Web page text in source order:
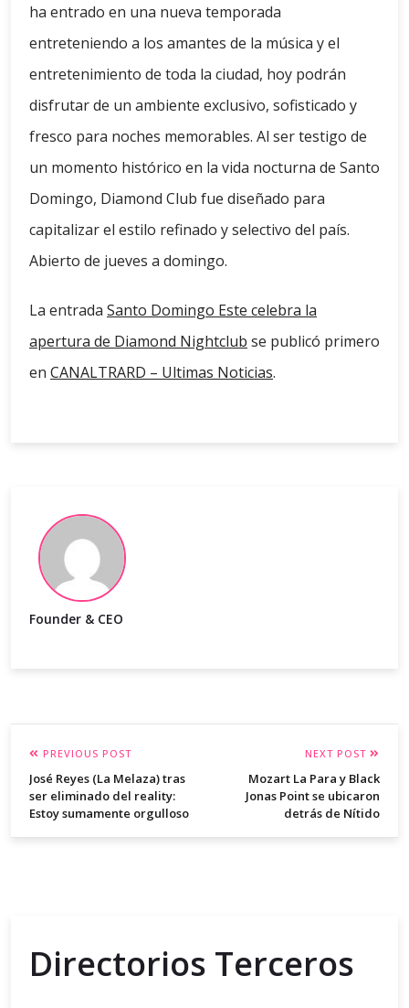
ha entrado en una nueva temporada
entreteniendo a los amantes de la música y el
entretenimiento de toda la ciudad, hoy podrán
disfrutar de un ambiente exclusivo, sofisticado y
fresco para noches memorables. Al ser testigo de
un momento histórico en la vida nocturna de Santo
Domingo, Diamond Club fue diseñado para
capitalizar el estilo refinado y selectivo del país.
Abierto de jueves a domingo.
La entrada Santo Domingo Este celebra la
apertura de Diamond Nightclub se publicó primero
en CANALTRARD – Ultimas Noticias.
Founder & CEO
PREVIOUS POST
José Reyes (La Melaza) tras
ser eliminado del reality:
Estoy sumamente orgulloso
NEXT POST
Mozart La Para y Black
Jonas Point se ubicaron
detrás de Nítido
Directorios Terceros